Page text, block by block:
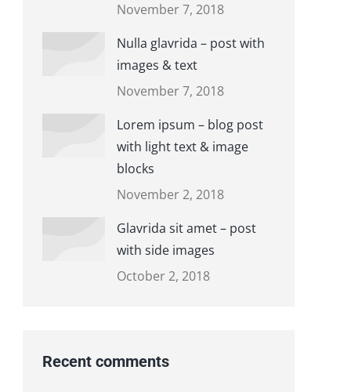
November 7, 2018
Nulla glavrida – post with
images & text
November 7, 2018
Lorem ipsum – blog post
with light text & image
blocks
November 2, 2018
Glavrida sit amet – post
with side images
October 2, 2018
Recent comments